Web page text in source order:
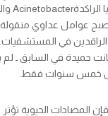
الراكدةAcinetobacter
عوامل عداوي منقولة
في
كانت حميدة في السابق ـ
خمس سنوات فقط.
المضادات الحيوية